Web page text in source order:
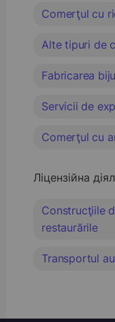
Comerţul cu
Alte tipuri de
Fabricarea
Servicii de
Comerţul cu
Ліцензійна
Construcţiile
restaurările
Transportul